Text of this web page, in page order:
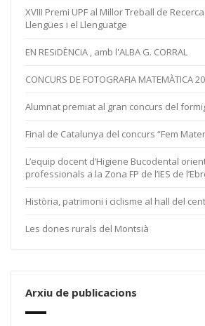
XVIII Premi UPF al Millor Treball de
Llengües i el Llenguatge
EN RESiDÈNCiA , amb l'ALBA G. CORRAL
CONCURS DE FOTOGRAFIA MATEMÀTICA
Alumnat premiat al gran concurs del
Final de Catalunya del concurs “Fem
L’equip docent d’Higiene Bucodental
professionals a la Zona FP de l’IES de
Història, patrimoni i ciclisme al hall del
Les dones rurals del Montsià
Arxiu de publicacions